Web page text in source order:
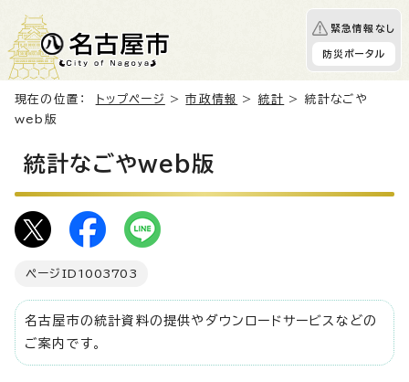
緊急情報なし
防災ポータル
現在の位置： トップページ >市政情報 > 統計 > 統計なごや
web版
統計なごやweb版
ページID 1003703
名古屋市の統計資料の提供やダウンロードサービスなどの
ご案内です。